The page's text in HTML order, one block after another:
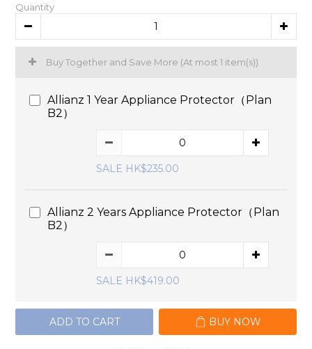
Quantity
Buy Together and Save More (At most 1 item(s))
Allianz 1 Year Appliance Protector（Plan
B2）
SALE HK$235.00
Allianz 2 Years Appliance Protector（Plan
B2）
SALE HK$419.00
ADD TO CART BUY NOW